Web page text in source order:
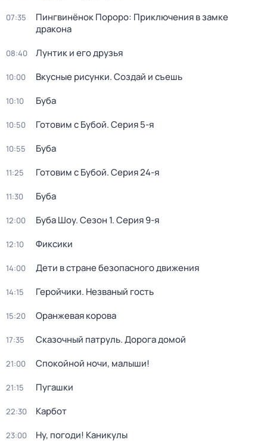
07:35
Пингвинёнок Пороро: Приключения в замке
дракона
08:40 Лунтик и его друзья
10:00 Вкусные рисунки. Создай и съешь
10:10 Буба
10:50 Готовим с Бубой. Серия 5-я
10:55 Буба
11:25 Готовим с Бубой. Серия 24-я
11:30 Буба
12:00 Буба Шоу. Сезон 1. Серия 9-я
12:10 Фиксики
14:00 Дети в стране безопасного движения
14:15 Геройчики. Незваный гость
15:20 Оранжевая корова
17:35 Сказочный патруль. Дорога домой
21:00 Спокойной ночи, малыши!
21:15 Пугашки
22:30 Карбот
23:00 Ну, погоди! Каникулы